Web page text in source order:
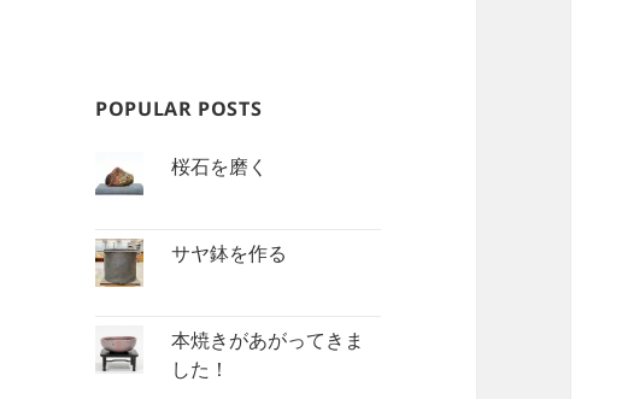
POPULAR POSTS
桜石を磨く
サヤ鉢を作る
本焼きがあがってきま
した！